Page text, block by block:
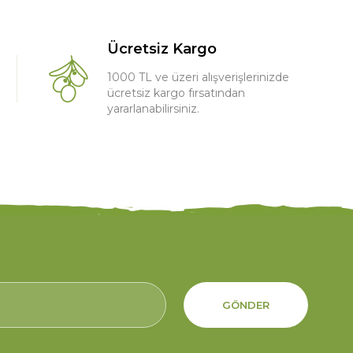
Ücretsiz Kargo
1000 TL ve üzeri alışverişlerinizde
ücretsiz kargo fırsatından
yararlanabilirsiniz.
GÖNDER